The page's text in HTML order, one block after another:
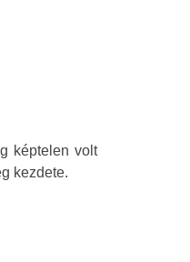
képtelen volt
kezdete.